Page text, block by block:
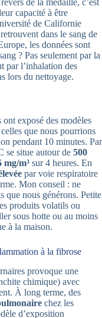
capacité à être
de Californie
dans le sang de
les données sont
? Pas seulement par la
par l’inhalation des
lors du nettoyage.
exposé des modèles
que nous pourrions
pendant 10 minutes. Par
se situe autour de 500
mg/m³ sur 4 heures. En
par voie respiratoire
Mon conseil : ne
que nous générons. Petite
produits volatils ou
sous hotte ou au moins
à la maison.
à la fibrose
provoque une
chimique) avec
À long terme, des
chez les
d’exposition